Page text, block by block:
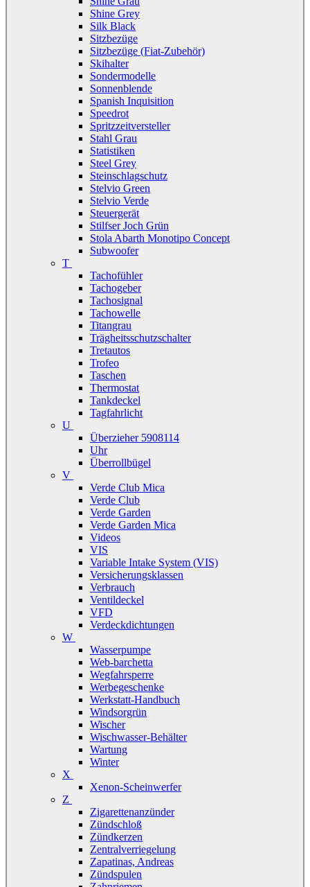
Shine Grey
Silk Black
Sitzbezüge
Sitzbezüge (Fiat-Zubehör)
Skihalter
Sondermodelle
Sonnenblende
Spanish Inquisition
Speedrot
Spritzzeitversteller
Stahl Grau
Statistiken
Steel Grey
Steinschlagschutz
Stelvio Green
Stelvio Verde
Steuergerät
Stilfser Joch Grün
Stola Abarth Monotipo Concept
Subwoofer
T
Tachofühler
Tachogeber
Tachosignal
Tachowelle
Titangrau
Trägheitsschutzschalter
Tretautos
Trofeo
Taschen
Thermostat
Tankdeckel
Tagfahrlicht
U
Überzieher 5908114
Uhr
Überrollbügel
V
Verde Club Mica
Verde Club
Verde Garden
Verde Garden Mica
Videos
VIS
Variable Intake System (VIS)
Versicherungsklassen
Verbrauch
Ventildeckel
VFD
Verdeckdichtungen
W
Wasserpumpe
Web-barchetta
Wegfahrsperre
Werbegeschenke
Werkstatt-Handbuch
Windsorgrün
Wischer
Wischwasser-Behälter
Wartung
Winter
X
Xenon-Scheinwerfer
Z
Zigarettenanzünder
Zündschloß
Zündkerzen
Zentralverriegelung
Zapatinas, Andreas
Zündspulen